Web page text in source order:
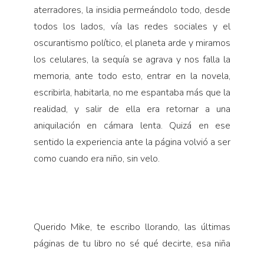
aterradores, la insidia permeándolo todo, desde
todos los lados, vía las redes sociales y el
oscurantismo político, el planeta arde y miramos
los celulares, la sequía se agrava y nos falla la
memoria, ante todo esto, entrar en la novela,
escribirla, habitarla, no me espantaba más que la
realidad, y salir de ella era retornar a una
aniquilación en cámara lenta. Quizá en ese
sentido la experiencia ante la página volvió a ser
como cuando era niño, sin velo.
Querido Mike, te escribo llorando, las últimas
páginas de tu libro no sé qué decirte, esa niña